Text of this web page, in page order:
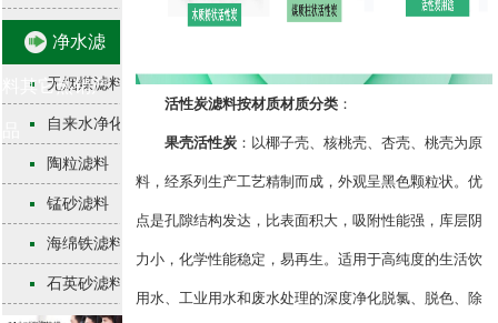
净水滤
料其它热销产
无烟煤滤料
自来水净化活性炭
陶粒滤料
锰砂滤料
海绵铁滤料
石英砂滤料
活性炭滤料按材质材质分类：
果壳活性炭：以椰子壳、核桃壳、杏壳、桃壳为原
料，经系列生产工艺精制而成，外观呈黑色颗粒状。优
点是孔隙结构发达，比表面积大，吸附性能强，库层阴
力小，化学性能稳定，易再生。适用于高纯度的生活饮
用水、工业用水和废水处理的深度净化脱氯、脱色、除